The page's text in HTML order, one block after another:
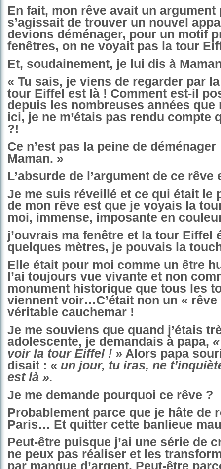
En fait, mon rêve avait un argument
s’agissait de trouver un nouvel
devions déménager, pour un motif
fenêtres, on ne voyait pas la tour
Et, soudainement, je lui dis à
« Tu sais, je viens de regarder par
tour Eiffel est là ! Comment est-il
depuis les nombreuses années que
ici, je ne m’étais pas rendu compte
?!
Ce n’est pas la peine de
Maman. »
L’absurde de l’argument de ce
Je me suis réveillé et ce qui était le
de mon rêve est que je voyais la
moi, immense, imposante en
j’ouvrais ma fenêtre et la tour Eiffel
quelques mètres, je pouvais la
Elle était pour moi comme un être
l’ai toujours vue vivante et non
monument historique que tous les
viennent voir…C’était non un « rêve
véritable cauchemar !
Je me souviens que quand j’étais
adolescente, je demandais à papa,
voir la tour Eiffel ! » Alors papa
disait : « un jour, tu iras, ne
est là ».
Je me demande pourquoi ce rêve ?
Probablement parce que je hâte de
Paris… Et quitter cette banlieue
Peut-être puisque j’ai une série de
ne peux pas réaliser et les
par manque d’argent. Peut-être